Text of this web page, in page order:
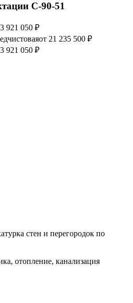
С-90-51
921 050 ₽
от 21 235 500 ₽
921 050 ₽
стен и перегородок по
отопление, канализация